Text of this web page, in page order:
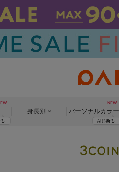
身長別 パーソナルカラー